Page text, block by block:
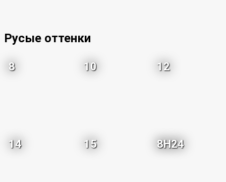
Русые оттенки
8 10 12
14 15 8H24